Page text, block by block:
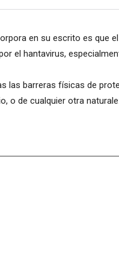
en su escrito es que
el hantavirus,
las barreras físicas de
o de cualquier otra